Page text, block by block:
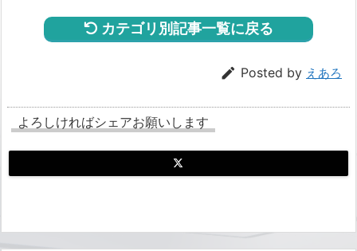
カテゴリ別記事一覧に戻る
 Posted by えあろ
よろしければシェアお願いします